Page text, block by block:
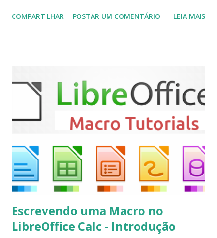
(personal video recorder). A versão final do Kodi 19.5
sudo apt-get install kodi Use o comando a seguir para
instalar codecs de áudio e outros complementos,
executando: $ sudo apt-get install --install-suggests
kodi Para remover, execute: $ sudo apt-get remove
COMPARTILHAR POSTAR UM COMENTÁRIO LEIA MAIS
Escrevendo uma Macro no
LibreOffice Calc - Introdução